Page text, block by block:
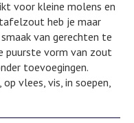
voor kleine molens en
heb je maar
van gerechten te
puurste vorm van zout
toevoegingen.
vlees, vis, in soepen,